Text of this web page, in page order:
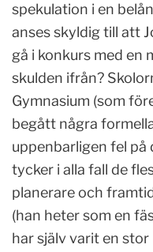
spekulation i en
anses skyldig till att
gå i konkurs med en
skulden ifrån?
Gymnasium (som
begått några
uppenbarligen fel på
tycker i alla fall de
planerare och
(han heter som en
har själv varit en